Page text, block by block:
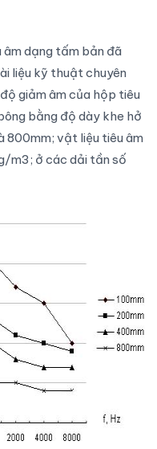
dạng tấm bản đã
liệu kỹ thuật chuyên
giảm âm của hộp tiêu
bằng độ dày khe hở
800mm; vật liệu tiêu âm
m3; ở các dải tần số